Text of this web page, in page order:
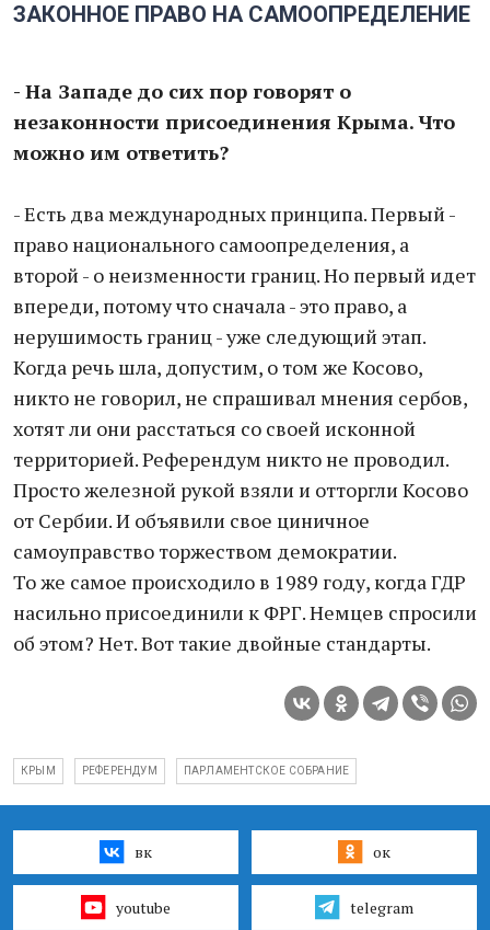
ЗАКОННОЕ ПРАВО НА САМООПРЕДЕЛЕНИЕ
- На Западе до сих пор говорят о
незаконности присоединения Крыма. Что
можно им ответить?
- Есть два международных принципа. Первый -
право национального самоопределения, а
второй - о неизменности границ. Но первый идет
впереди, потому что сначала - это право, а
нерушимость границ - уже следующий этап.
Когда речь шла, допустим, о том же Косово,
никто не говорил, не спрашивал мнения сербов,
хотят ли они расстаться со своей исконной
территорией. Референдум никто не проводил.
Просто железной рукой взяли и отторгли Косово
от Сербии. И объявили свое циничное
самоуправство торжеством демократии.
То же самое происходило в 1989 году, когда ГДР
насильно присоединили к ФРГ. Немцев спросили
об этом? Нет. Вот такие двойные стандарты.
КРЫМ РЕФЕРЕНДУМ ПАРЛАМЕНТСКОЕ СОБРАНИЕ
вк ок
youtube telegram